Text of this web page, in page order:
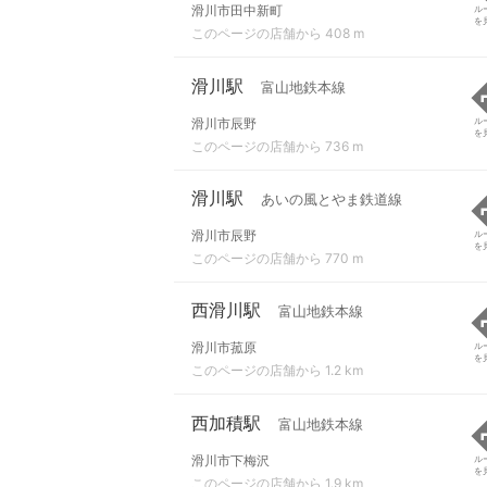
滑川市田中新町
このページの店舗から 408 m
ル
を
滑川駅 富山地鉄本線
滑川市辰野
このページの店舗から 736 m
ル
を
滑川駅 あいの風とやま鉄道線
滑川市辰野
このページの店舗から 770 m
ル
を
西滑川駅 富山地鉄本線
滑川市菰原
このページの店舗から 1.2 km
ル
を
西加積駅 富山地鉄本線
滑川市下梅沢
このページの店舗から 1.9 km
ル
を